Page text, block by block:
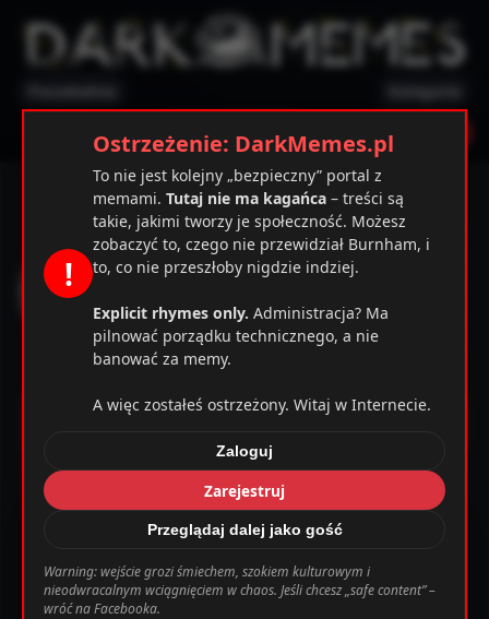
Ostrzeżenie Zarejestruj
163Warning
SantasClaws
43 / 209
58
18.06.2021
2
Komentarze
4 miesięcy temu
!
Ostrzeżenie: DarkMemes.pl
To nie jest kolejny „bezpieczny” portal z
memami. Tutaj nie ma kagańca – treści są
takie, jakimi tworzy je społeczność. Możesz
zobaczyć to, czego nie przewidział Burnham, i
to, co nie przeszłoby nigdzie indziej.
Explicit rhymes only. Administracja? Ma
pilnować porządku technicznego, a nie
banować za memy.
A więc zostałeś ostrzeżony. Witaj w Internecie.
Zaloguj
Zarejestruj
Przeglądaj dalej jako gość
Warning: wejście grozi śmiechem, szokiem kulturowym i
nieodwracalnym wciągnięciem w chaos. Jeśli chcesz „safe content” –
wróć na Facebooka.